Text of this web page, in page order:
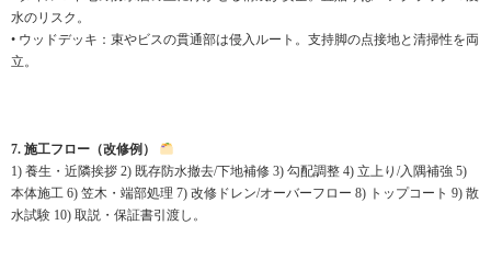
水のリスク。
• ウッドデッキ：束やビスの貫通部は侵入ルート。支持脚の点接地と清掃性を両
立。
7. 施工フロー（改修例）
1) 養生・近隣挨拶 2) 既存防水撤去/下地補修 3) 勾配調整 4) 立上り/入隅補強 5)
本体施工 6) 笠木・端部処理 7) 改修ドレン/オーバーフロー 8) トップコート 9) 散
水試験 10) 取説・保証書引渡し。